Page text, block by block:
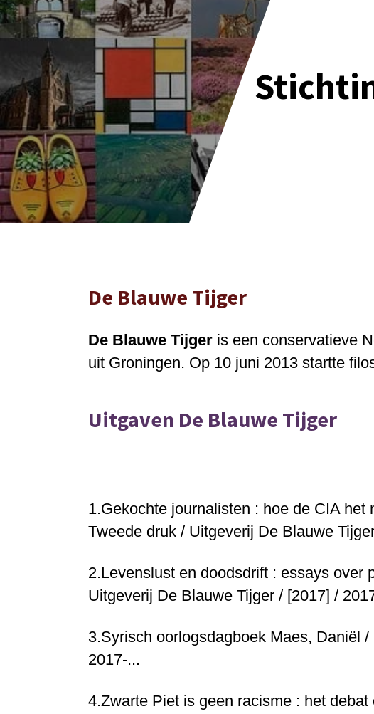
De Blauwe Tijger
De Blauwe Tijger is een conservatieve
uit Groningen. Op 10 juni 2013 startte
Uitgaven De Blauwe Tijger
1.Gekochte journalisten : hoe de CIA het
Tweede druk / Uitgeverij De Blauwe
2.Levenslust en doodsdrift : essays over
Uitgeverij De Blauwe Tijger / [2017] /
3.Syrisch oorlogsdagboek Maes, Daniël
2017-...
4.Zwarte Piet is geen racisme : het debat